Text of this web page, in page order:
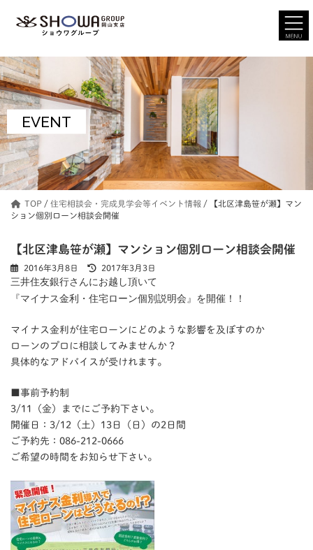
ツ
へ
ス
キ
ッ
プ
シ
ョ
ン
に
移
動
EVENT
TOP/ 住宅相談会・完成見学会等イベント情報 /
【北区津島笹が瀬】マン
ション個別ローン相談会開催
【北区津島笹が瀬】マンション個別ローン相談会開催
2016年3月8日
最
終
新
時
2017年3月3日
三井住友銀行さんにお越し頂いて
『マイナス金利・住宅ローン個別説明会』を開催！！
マイナス金利が住宅ローンにどのような影響を及ぼすのか
ローンのプロに相談してみませんか？
具体的なアドバイスが受けれます。
■事前予約制
3/11（金）までにご予約下さい。
開催日：3/12（土）13日（日）の2日間
ご予約先：086-212-0666
ご希望の時間をお知らせ下さい。